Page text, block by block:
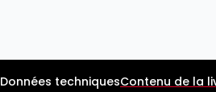
Données techniquesContenu de la